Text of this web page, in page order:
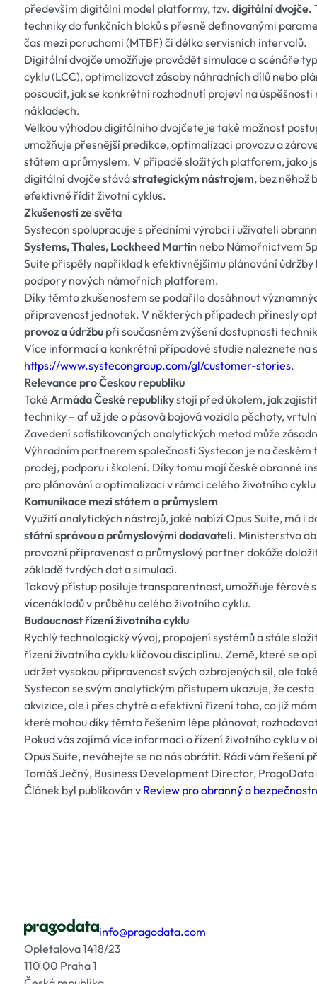
především digitální model platformy, tzv. digitální dvojče.
techniky do funkčních bloků s přesně definovanými
čas mezi poruchami (MTBF) či délka servisních intervalů.
Digitální dvojče umožňuje provádět simulace a scénáře
cyklu (LCC), optimalizovat zásoby náhradních dílů nebo
posoudit, jak se konkrétní rozhodnutí projeví na
nákladech.
Velkou výhodou digitálního dvojčete je také možnost
umožňuje přesnější predikce, optimalizaci provozu a
státem a průmyslem. V případě složitých platforem, jako
digitální dvojče stávástrategickým nástrojem, bez něhož
efektivně řídit životní cyklus.
Zkušenosti ze světa
Systecon spolupracuje s předními výrobci i uživateli
Systems, Thales, Lockheed Martinnebo Námořnictvem
Suite přispěly například k efektivnějšímu plánování
podpory nových námořních platforem.
Díky těmto zkušenostem se podařilo dosáhnout
připravenost jednotek. V některých případech přinesly
provoz a údržbupři současném zvýšení dostupnosti
Více informací a konkrétní případové studie naleznete na
https://www.systecongroup.com/gl/customer-stories.
Relevance pro Českou republiku
Také Armáda České republikystojí před úkolem, jak
techniky – ať už jde o pásová bojová vozidla pěchoty,
Zavedení sofistikovaných analytických metod může
Výhradním partnerem společnosti Systecon je na
prodej, podporu i školení. Díky tomu mají české obranné
pro plánování a optimalizaci v rámci celého životního
Komunikace mezi státem a průmyslem
Využití analytických nástrojů, jaké nabízí Opus Suite, má i
státní správou a průmyslovými dodavateli. Ministerstvo
provozní připravenost a průmyslový partner dokáže
základě tvrdých dat a simulací.
Takový přístup posiluje transparentnost, umožňuje férové
vícenákladů v průběhu celého životního cyklu.
Budoucnost řízení životního cyklu
Rychlý technologický vývoj, propojení systémů a stále
řízení životního cyklu klíčovou disciplínu. Země, které se
udržet vysokou připravenost svých ozbrojených sil, ale
Systecon se svým analytickým přístupem ukazuje, že
akvizice, ale i přes chytré a efektivní řízení toho, co již
které mohou díky těmto řešením lépe plánovat,
Pokud vás zajímá více informací o řízení životního cyklu
Opus Suite, neváhejte se na nás obrátit. Rádi vám řešení
Tomáš Ječný, Business Development Director,
Článek byl publikován v Review pro obranný a
info@pragodata.com
Opletalova 1418/23
110 00 Praha 1